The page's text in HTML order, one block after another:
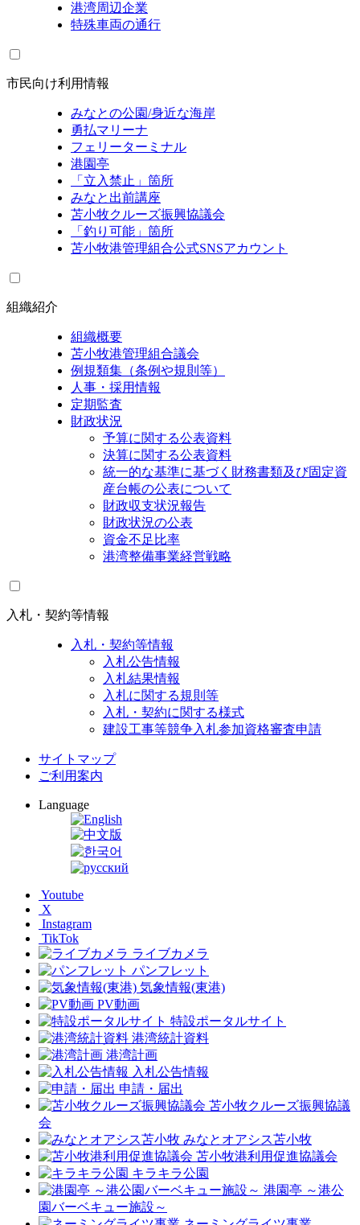
港湾周辺企業
特殊車両の通行
市民向け利用情報
みなとの公園/身近な海岸
勇払マリーナ
フェリーターミナル
港園亭
「立入禁止」箇所
みなと出前講座
苫小牧クルーズ振興協議会
「釣り可能」箇所
苫小牧港管理組合公式SNSアカウント
組織紹介
組織概要
苫小牧港管理組合議会
例規類集（条例や規則等）
人事・採用情報
定期監査
財政状況
予算に関する公表資料
決算に関する公表資料
統一的な基準に基づく財務書類及び固定資
産台帳の公表について
財政収支状況報告
財政状況の公表
資金不足比率
港湾整備事業経営戦略
入札・契約等情報
入札・契約等情報
入札公告情報
入札結果情報
入札に関する規則等
入札・契約に関する様式
建設工事等競争入札参加資格審査申請
サイトマップ
ご利用案内
Language
Youtube
X
Instagram
TikTok
ライブカメラ
パンフレット
気象情報(東港)
PV動画
特設ポータルサイト
港湾統計資料
港湾計画
入札公告情報
申請・届出
苫小牧クルーズ振興協議
会
みなとオアシス苫小牧
苫小牧港利用促進協議会
キラキラ公園
港園亭 ～港公
園バーベキュー施設～